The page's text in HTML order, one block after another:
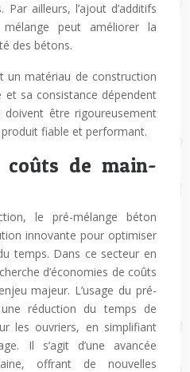
ailleurs, l’ajout d’additifs
peut améliorer la
des bétons.
un matériau de construction
et sa consistance dépendent
doivent être rigoureusement
fiable et performant.
coûts de main-
le pré-mélange béton
innovante pour optimiser
temps. Dans ce secteur en
d’économies de coûts
majeur. L’usage du pré-
réduction du temps de
les ouvriers, en simplifiant
Il s’agit d’une avancée
offrant de nouvelles